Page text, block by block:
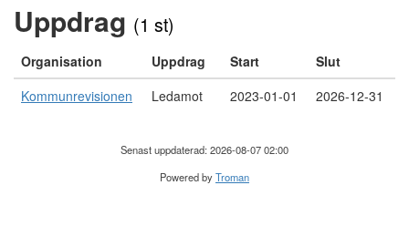
Uppdrag (1 st)
Organisation Uppdrag Start
Slut
Kommunrevisionen
Ledamot 2023-01-01 2026-12-31
Senast uppdaterad: 2026-08-07 02:00
Powered byTroman